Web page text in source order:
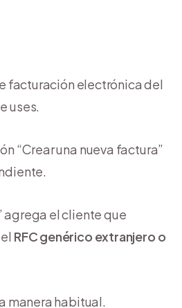
facturación electrónica del
uses.
“Crear una nueva factura”
agrega el cliente que
RFC genérico extranjero o
manera habitual.